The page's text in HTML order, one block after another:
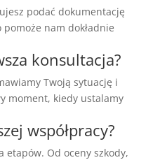
podać dokumentację
nam dokładnie
konsultacja?
Twoją sytuację i
moment, kiedy ustalamy
współpracy?
etapów. Od oceny szkody,